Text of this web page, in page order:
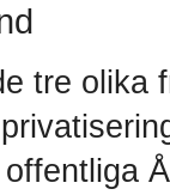
tre olika